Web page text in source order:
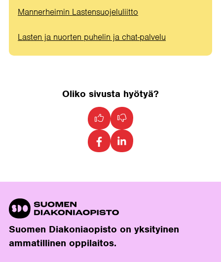
Mannerheimin Lastensuojeluliitto
Lasten ja nuorten puhelin ja chat-palvelu
Oliko sivusta hyötyä?
Suomen Diakoniaopisto on yksityinen
ammatillinen oppilaitos.